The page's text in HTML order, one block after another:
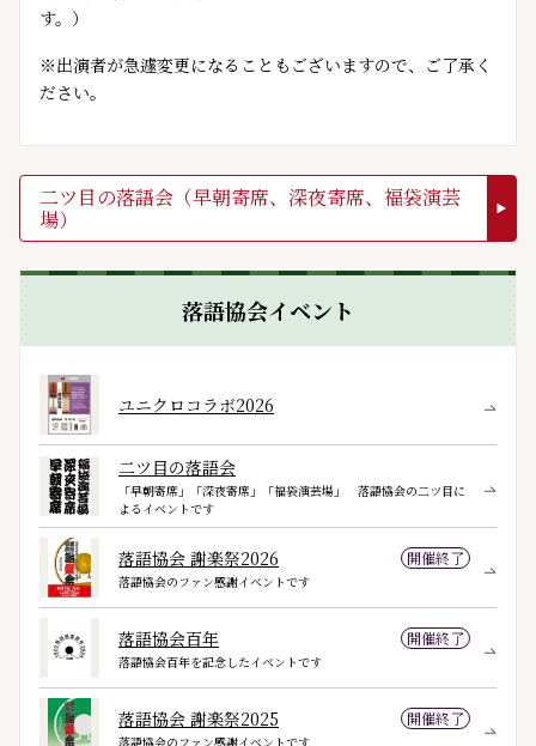
す。）
※出演者が急遽変更になることもございますので、ご了承く
ださい。
二ツ目の落語会（早朝寄席、深夜寄席、福袋演芸
場）
落語協会イベント
ユニクロコラボ2026
二ツ目の落語会
「早朝寄席」「深夜寄席」「福袋演芸場」 落語協会の二ツ目に
よるイベントです
落語協会 謝楽祭2026 開催終了
落語協会のファン感謝イベントです
落語協会百年 開催終了
落語協会百年を記念したイベントです
落語協会 謝楽祭2025 開催終了
落語協会のファン感謝イベントです